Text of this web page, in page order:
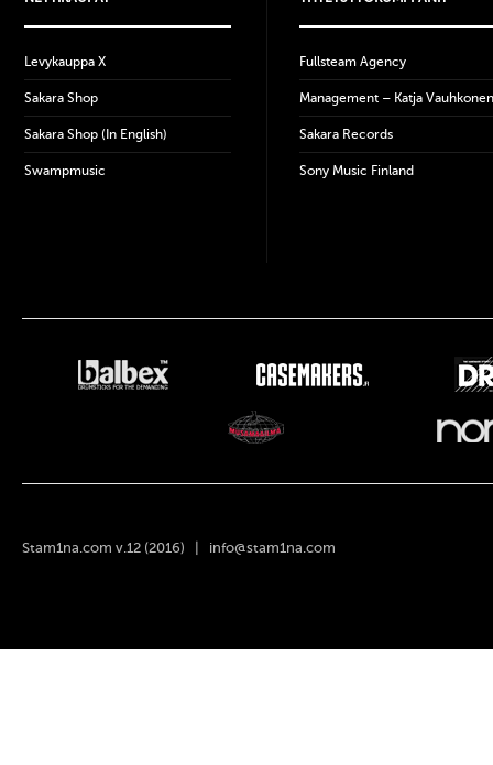
Levykauppa X
Sakara Shop
Sakara Shop (In English)
Swampmusic
Fullsteam Agency
Management – Katja Vauhkonen
Sakara Records
Sony Music Finland
Stam1na.com v.12 (2016) | info@stam1na.com